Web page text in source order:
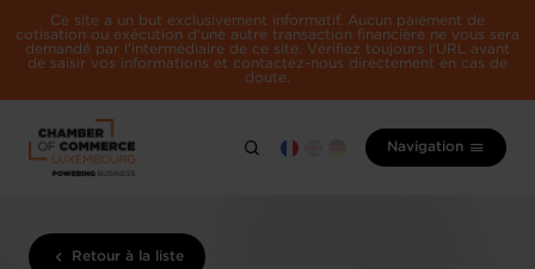
Ce site a un but exclusivement informatif. Aucun paiement de
cotisation ou exécution d'une autre transaction financière ne vous sera
demandé par l'intermédiaire de ce site. Vérifiez toujours l'URL avant
de saisir vos informations et contactez-nous directement en cas de
doute.
Navigation
Retour à la liste